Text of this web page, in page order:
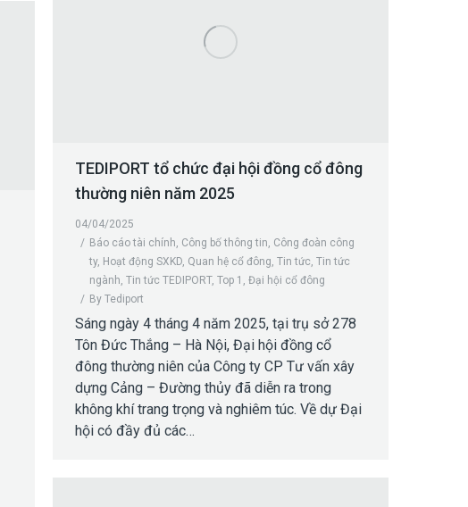
TEDIPORT tổ chức đại hội đồng cổ đông
thường niên năm 2025
04/04/2025
Báo cáo tài chính Công bố thông tin Công đoàn công
ty, Hoạt động SXKD Quan hệ cổ đông Tin tức Tin tức
ngành Tin tức TEDIPORT, Top 1
Đại hội cổ đông
By Tediport
Sáng ngày 4 tháng 4 năm 2025, tại trụ sở 278
Tôn Đức Thắng – Hà Nội, Đại hội đồng cổ
đông thường niên của Công ty CP Tư vấn xây
dựng Cảng – Đường thủy đã diễn ra trong
không khí trang trọng và nghiêm túc. Về dự Đại
hội có đầy đủ các…